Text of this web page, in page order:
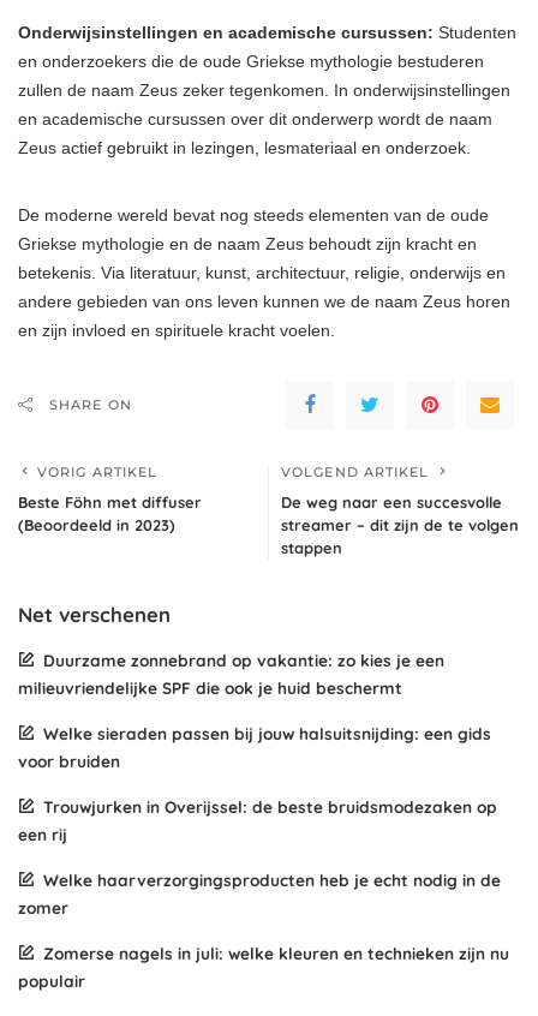
Onderwijsinstellingen en academische cursussen: Studenten
en onderzoekers die de oude Griekse mythologie bestuderen
zullen de naam Zeus zeker tegenkomen. In onderwijsinstellingen
en academische cursussen over dit onderwerp wordt de naam
Zeus actief gebruikt in lezingen, lesmateriaal en onderzoek.
De moderne wereld bevat nog steeds elementen van de oude
Griekse mythologie en de naam Zeus behoudt zijn kracht en
betekenis. Via literatuur, kunst, architectuur, religie, onderwijs en
andere gebieden van ons leven kunnen we de naam Zeus horen
en zijn invloed en spirituele kracht voelen.
SHARE ON
VORIG ARTIKEL
Beste Föhn met diffuser
(Beoordeeld in 2023)
VOLGEND ARTIKEL
De weg naar een succesvolle
streamer – dit zijn de te volgen
stappen
Net verschenen
Duurzame zonnebrand op vakantie: zo kies je een
milieuvriendelijke SPF die ook je huid beschermt
Welke sieraden passen bij jouw halsuitsnijding: een gids
voor bruiden
Trouwjurken in Overijssel: de beste bruidsmodezaken op
een rij
Welke haarverzorgingsproducten heb je echt nodig in de
zomer
Zomerse nagels in juli: welke kleuren en technieken zijn nu
populair